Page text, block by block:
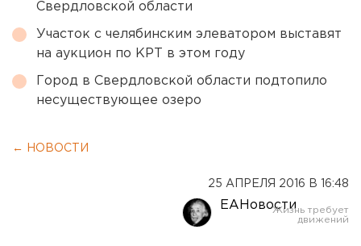
Свердловской области
Участок с челябинским элеватором выставят
на аукцион по КРТ в этом году
Город в Свердловской области подтопило
несуществующее озеро
← НОВОСТИ
25 АПРЕЛЯ 2016 В 16:48
ЕАНовости